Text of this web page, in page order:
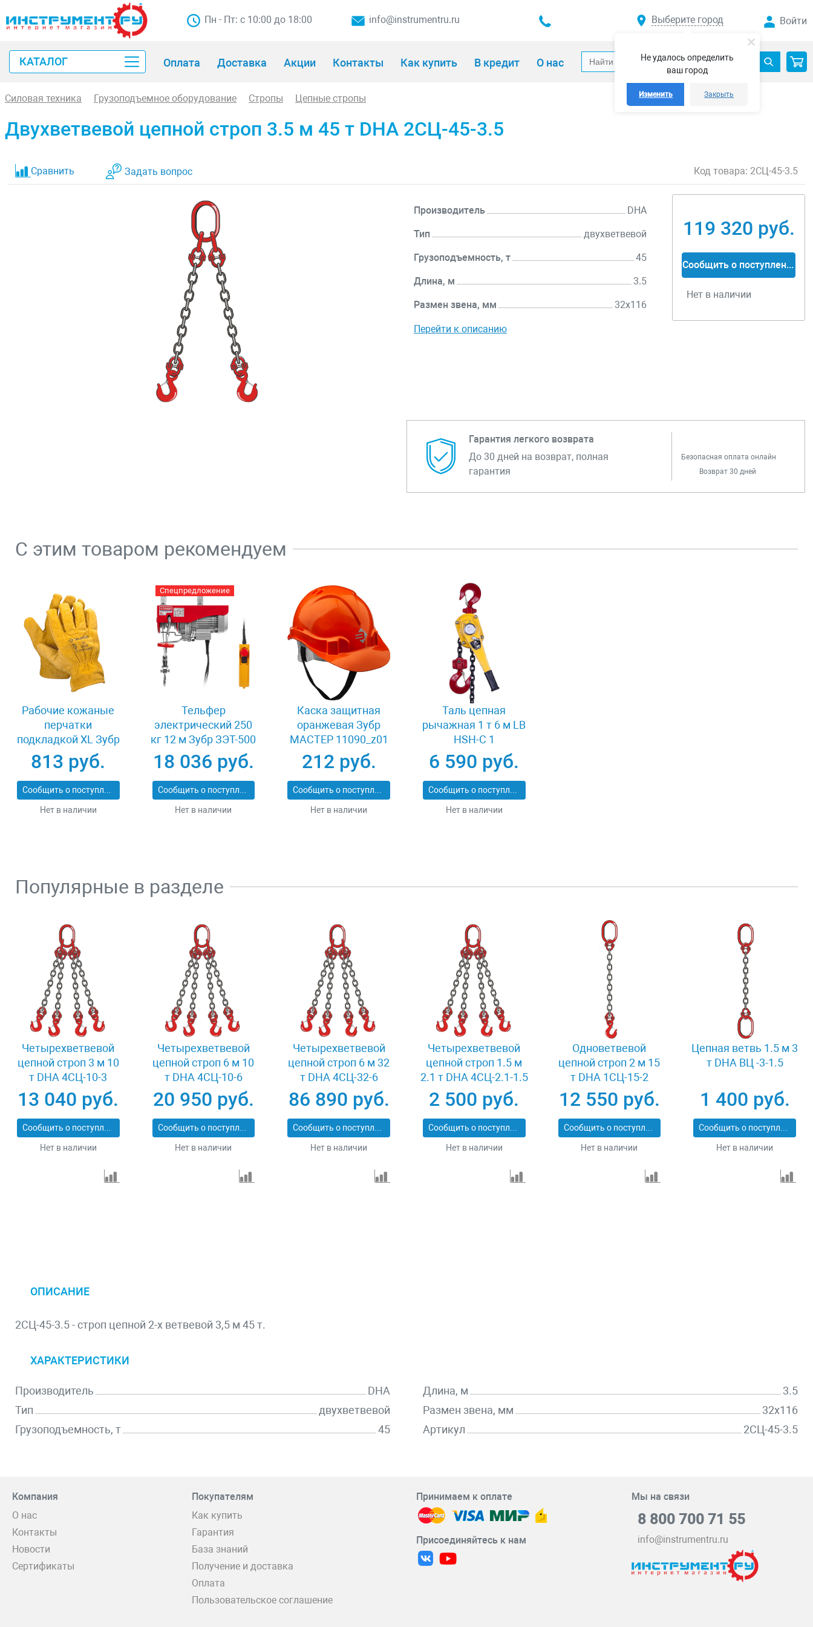
Не удалось определить
ваш город
Изменить Закрыть
Пн - Пт: с 10:00 до 18:00 info@instrumentru.ru Выберите город Войти
КАТАЛОГ Оплата Доставка Акции Контакты Как купить В кредит О нас
Силовая техника Грузоподъемное оборудование Стропы Цепные стропы
Двухветвевой цепной строп 3.5 м 45 т DHA 2СЦ-45-3.5
Сравнить Задать вопрос Код товара: 2СЦ-45-3.5
Производитель DHA
Тип двухветвевой
Грузоподъемность, т 45
Длина, м 3.5
Размен звена, мм 32х116
Перейти к описанию
119 320 руб.
Сообщить о поступлении
Нет в наличии
Гарантия легкого возврата
До 30 дней на возврат, полная
гарантия
Безопасная оплата онлайн
Возврат 30 дней
С этим товаром рекомендуем
Рабочие кожаные
перчатки
подкладкой XL Зубр
МАСТЕР 1135-XL
813 руб.
Сообщить о поступлении
Нет в наличии
Спецпредложение
Тельфер
электрический 250
кг 12 м Зубр ЗЭТ-500
18 036 руб.
Сообщить о поступлении
Нет в наличии
Каска защитная
оранжевая Зубр
МАСТЕР 11090_z01
212 руб.
Сообщить о поступлении
Нет в наличии
Таль цепная
рычажная 1 т 6 м LB
HSH-C 1
6 590 руб.
Сообщить о поступлении
Нет в наличии
Популярные в разделе
Четырехветвевой
цепной строп 3 м 10
т DHA 4СЦ-10-3
13 040 руб.
Сообщить о поступлении
Нет в наличии
Четырехветвевой
цепной строп 6 м 10
т DHA 4СЦ-10-6
20 950 руб.
Сообщить о поступлении
Нет в наличии
Четырехветвевой
цепной строп 6 м 32
т DHA 4СЦ-32-6
86 890 руб.
Сообщить о поступлении
Нет в наличии
Четырехветвевой
цепной строп 1.5 м
2.1 т DHA 4СЦ-2.1-1.5
2 500 руб.
Сообщить о поступлении
Нет в наличии
Одноветвевой
цепной строп 2 м 15
т DHA 1СЦ-15-2
12 550 руб.
Сообщить о поступлении
Нет в наличии
Цепная ветвь 1.5 м 3
т DHA ВЦ -3-1.5
1 400 руб.
Сообщить о поступлении
Нет в наличии
ОПИСАНИЕ
2СЦ-45-3.5 - строп цепной 2-х ветвевой 3,5 м 45 т.
ХАРАКТЕРИСТИКИ
Производитель
DHA
Тип
двухветвевой
Грузоподъемность, т
45
Длина, м
3.5
Размен звена, мм
32х116
Артикул
2СЦ-45-3.5
Компания
О нас
Контакты
Новости
Сертификаты
Покупателям
Как купить
Гарантия
База знаний
Получение и доставка
Оплата
Пользовательское соглашение
Принимаем к оплате
Присоединяйтесь к нам
Мы на связи
8 800 700 71 55
info@instrumentru.ru